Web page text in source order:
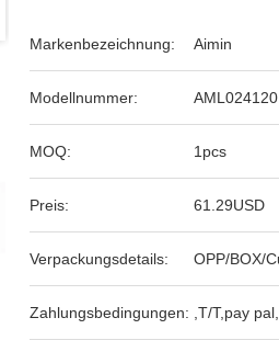
Markenbezeichnung: Aimin
Modellnummer: AML024120
MOQ: 1pcs
Preis: 61.29USD
Verpackungsdetails: OPP/BOX/
Zahlungsbedingungen: ,T/T,pay